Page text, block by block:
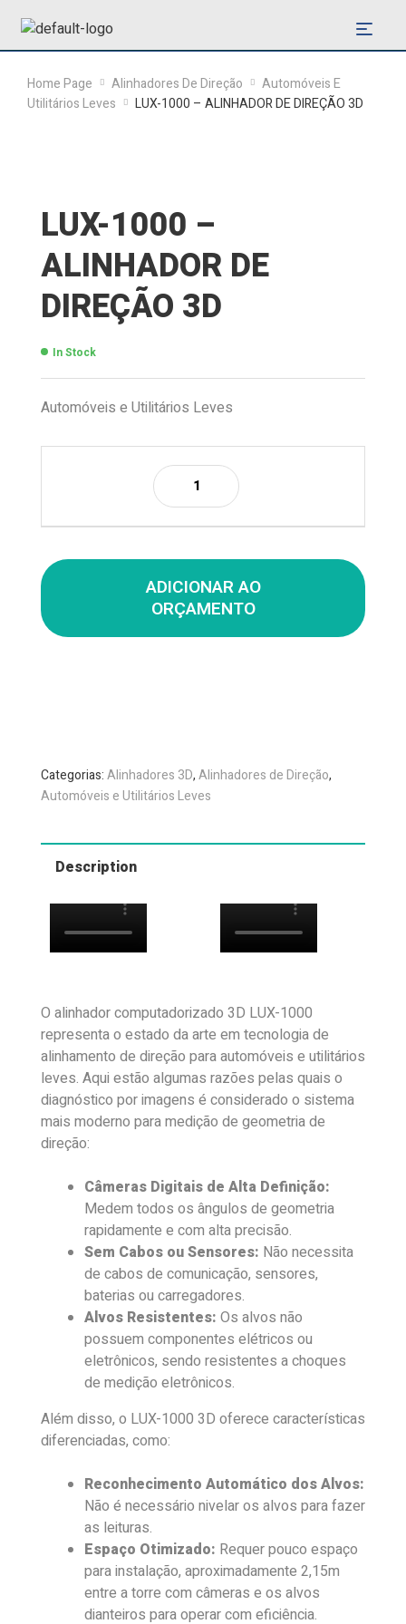
Home Page Alinhadores De Direção
Automóveis E
Utilitários Leves
LUX-1000 – ALINHADOR DE DIREÇÃO 3D
LUX-1000 –
ALINHADOR DE
DIREÇÃO 3D
In Stock
Automóveis e Utilitários Leves
ADICIONAR AO
ORÇAMENTO
Categorias:Alinhadores 3D,Alinhadores de Direção,
Automóveis e Utilitários Leves
Description
O alinhador computadorizado 3D LUX-1000
representa o estado da arte em tecnologia de
alinhamento de direção para automóveis e utilitários
leves. Aqui estão algumas razões pelas quais o
diagnóstico por imagens é considerado o sistema
mais moderno para medição de geometria de
direção:
Câmeras Digitais de Alta Definição:
Medem todos os ângulos de geometria
rapidamente e com alta precisão.
Sem Cabos ou Sensores: Não necessita
de cabos de comunicação, sensores,
baterias ou carregadores.
Alvos Resistentes: Os alvos não
possuem componentes elétricos ou
eletrônicos, sendo resistentes a choques
de medição eletrônicos.
Além disso, o LUX-1000 3D oferece características
diferenciadas, como:
Reconhecimento Automático dos Alvos:
Não é necessário nivelar os alvos para fazer
as leituras.
Espaço Otimizado: Requer pouco espaço
para instalação, aproximadamente 2,15m
entre a torre com câmeras e os alvos
dianteiros para operar com eficiência.